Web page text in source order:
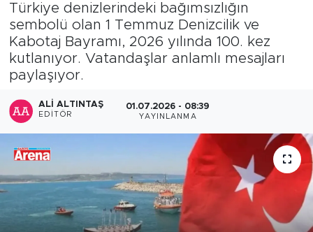
Türkiye denizlerindeki bağımsızlığın
sembolü olan 1 Temmuz Denizcilik ve
Kabotaj Bayramı, 2026 yılında 100. kez
kutlanıyor. Vatandaşlar anlamlı mesajları
paylaşıyor.
ALI ALTINTAŞ
EDITÖR
01.07.2026 - 08:39
YAYINLANMA